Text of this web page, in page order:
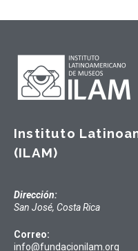
Instituto
(ILAM)
Dirección:
San José, Costa Rica
Correo:
info@fundacionilam.org